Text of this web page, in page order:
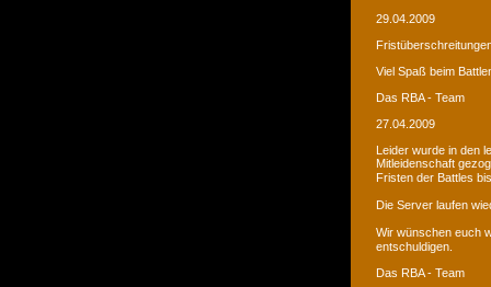
29.04.2009
Viel Spaß beim
Das RBA - Team
27.04.2009
Leider wurde in den
Mitleidenschaft
Fristen der Battles
Die Server laufen
Wir wünschen euch
entschuldigen.
Das RBA - Team